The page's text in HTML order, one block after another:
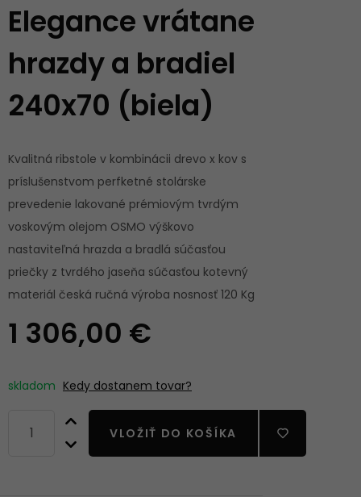
Elegance vrátane
hrazdy a bradiel
240x70 (biela)
Kvalitná ribstole v kombinácii drevo x kov s
príslušenstvom perfketné stolárske
prevedenie lakované prémiovým tvrdým
voskovým olejom OSMO výškovo
nastaviteľná hrazda a bradlá súčasťou
priečky z tvrdého jaseňa súčasťou kotevný
materiál česká ručná výroba nosnosť 120 Kg
1 306,00 €
skladom Kedy dostanem tovar?
VLOŽIŤ DO KOŠÍKA